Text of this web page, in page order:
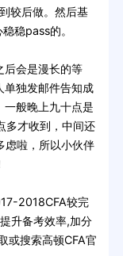
较后做。然后基
稳pass的。
会是漫长的等
独发邮件告知成
一般晚上九十点是
多才收到，中间还
啦，所以小伙伴
2018CFA较完
升备考效率,加分
或搜索高顿CFA官